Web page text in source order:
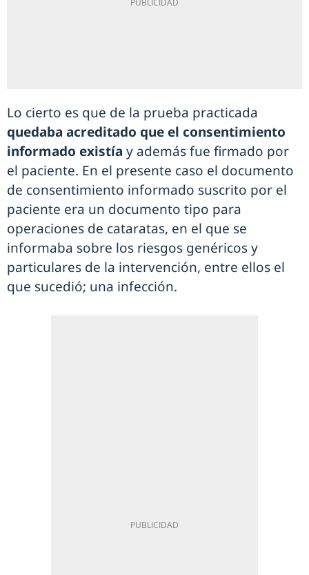
Lo cierto es que de la prueba practicada
quedaba acreditado que el consentimiento
informado existía y además fue firmado por
el paciente. En el presente caso el documento
de consentimiento informado suscrito por el
paciente era un documento tipo para
operaciones de cataratas, en el que se
informaba sobre los riesgos genéricos y
particulares de la intervención, entre ellos el
que sucedió; una infección.